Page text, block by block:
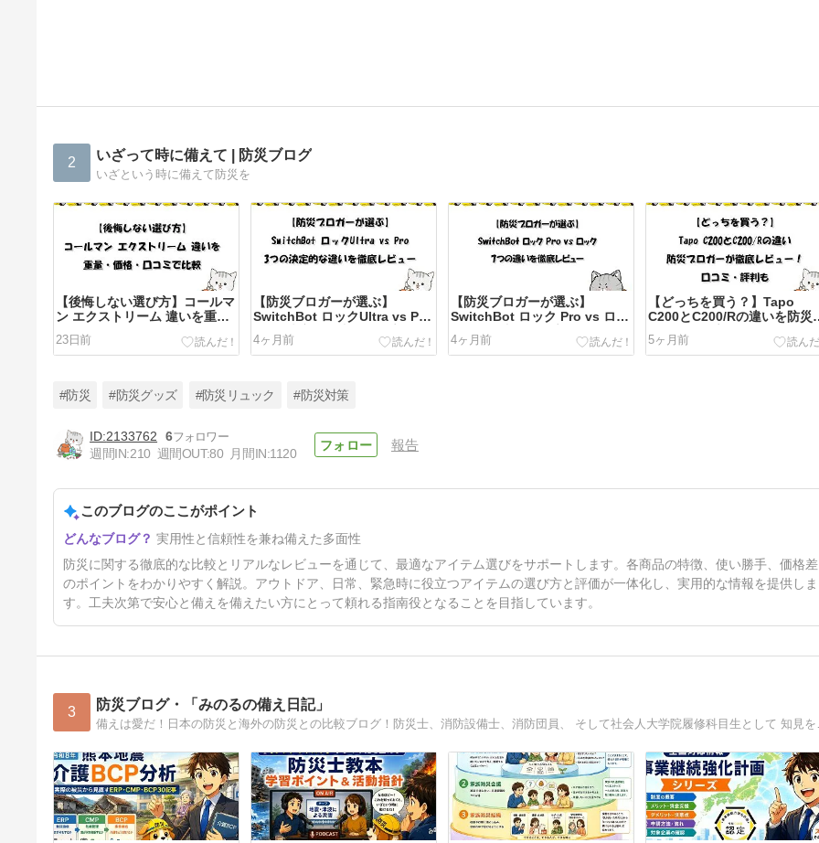
2 いざって時に備えて | 防災ブログ
いざという時に備えて防災を
【後悔しない選び方】コールマ
ン エクストリーム 違いを重
量・価格・口コミで比較
23日前
【防災ブロガーが選ぶ】
SwitchBot ロックUltra vs Pro
3つの決定的な違いを徹底レビ
ュー
4ヶ月前
【防災ブロガーが選ぶ】
SwitchBot ロック Pro vs ロッ
ク 7つの違いを徹底レビュー
4ヶ月前
【どっちを買う？】Tapo
C200とC200/Rの違いを防災
ロガーが徹底レビュー！口コ
ミ・評判も
5ヶ月前
ST-310とST-340の違い3選｜
レビュー・口コミ・評判まとめ
5ヶ月前
#防災 #防災グッズ #防災リュック #防災対策
2133762
6
週間IN:210 週間OUT:80 月間IN:1120
報告
このブログのここがポイント
実用性と信頼性を兼ね備えた多面性
防災に関する徹底的な比較とリアルなレビューを通じて、最適なアイテム選びをサポートします。各商品の特徴、使い勝手、価格差
のポイントをわかりやすく解説。アウトドア、日常、緊急時に役立つアイテムの選び方と評価が一体化し、実用的な情報を提供しま
す。工夫次第で安心と備えを備えたい方にとって頼れる指南役となることを目指しています。
3 防災ブログ・「みのるの備え日記」